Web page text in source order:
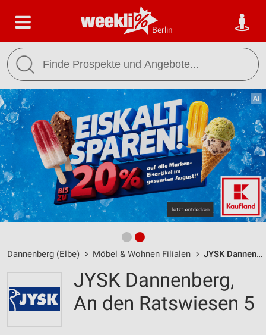
Berlin
Dannenberg (Elbe) Möbel & Wohnen Filialen JYSK Dannenberg / An den Ratswiesen 5 - Öffnungszeiten & Adresse
JYSK Dannenberg,
An den Ratswiesen 5